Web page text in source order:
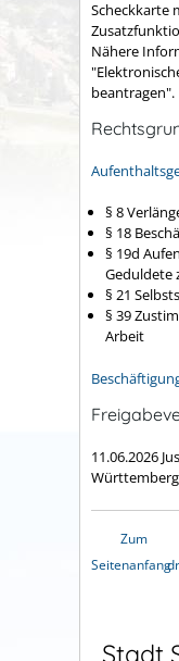
Scheckkarte
Nähere
beantragen".
§ 8
§ 18
§ 19d
Geduldete
§ 21
§ 39
Arbeit
11.06.2026
Württemberg
Zum
Seitenanfang
Stadt